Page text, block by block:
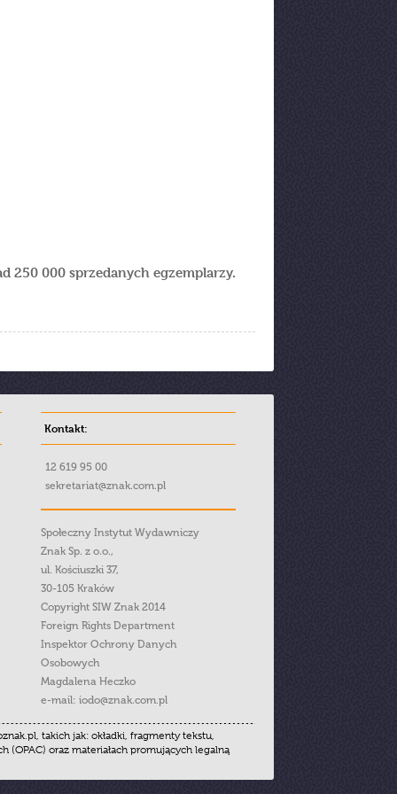
250 000 sprzedanych egzemplarzy.
Kontakt:
12 619 95 00
sekretariat@znak.com.pl
Społeczny Instytut Wydawniczy
Znak Sp. z o.o.,
ul. Kościuszki 37,
30-105 Kraków
Copyright SIW Znak 2014
Foreign Rights Department
Inspektor Ochrony Danych
Osobowych
Magdalena Heczko
e-mail: iodo@znak.com.pl
takich jak: okładki, fragmenty tekstu,
oraz materiałach promujących legalną